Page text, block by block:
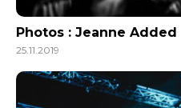
Photos : Jeanne Added
25.11.2019